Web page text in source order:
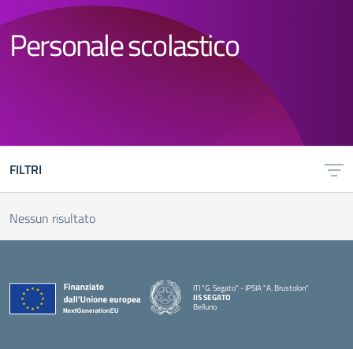
Personale scolastico
FILTRI
Nessun risultato
ITI "G. Segato" - IPSIA "A. Brustolon"
IIS SEGATO
Belluno